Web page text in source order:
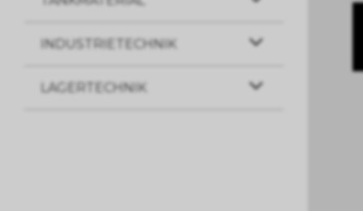
INDUSTRIETECHNIK
LAGERTECHNIK